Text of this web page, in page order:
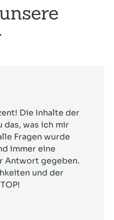
Die Inhalte der
das, was ich mir
Fragen wurde
immer eine
Antwort gegeben.
und der